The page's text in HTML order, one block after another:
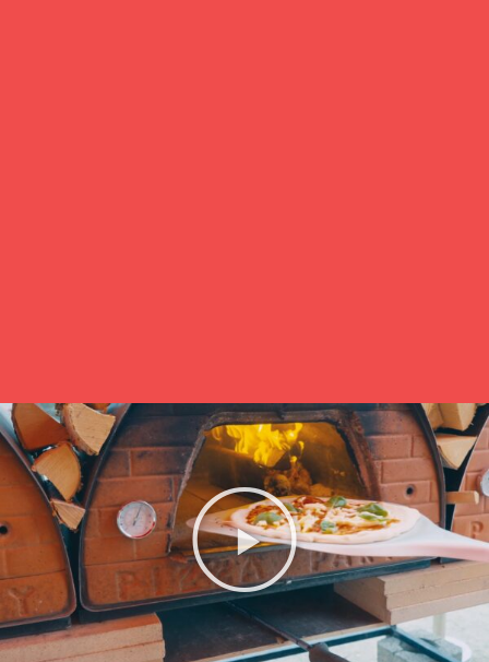
M/S SUVI-TUULI RISTEILYT